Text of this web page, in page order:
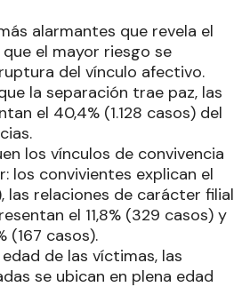
alarmantes que revela el
el mayor riesgo se
del vínculo afectivo.
la separación trae paz, las
el 40,4% (1.128 casos) del
los vínculos de convivencia
los convivientes explican el
las relaciones de carácter filial
el 11,8% (329 casos) y
(167 casos).
de las víctimas, las
se ubican en plena edad